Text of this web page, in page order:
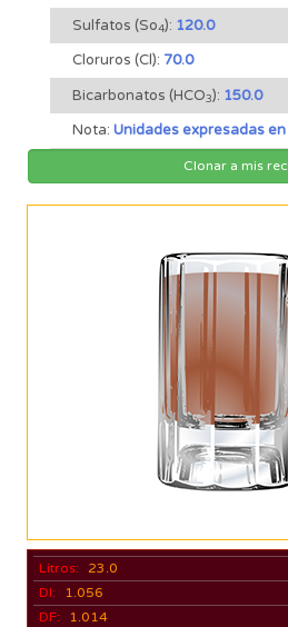
Sulfatos (So4): 120.0
Cloruros (Cl): 70.0
Bicarbonatos (HCO3): 150.0
Nota: Unidades expresadas
Clonar a mis
Litros:
23.0
DI:
1.056
DF:
1.014